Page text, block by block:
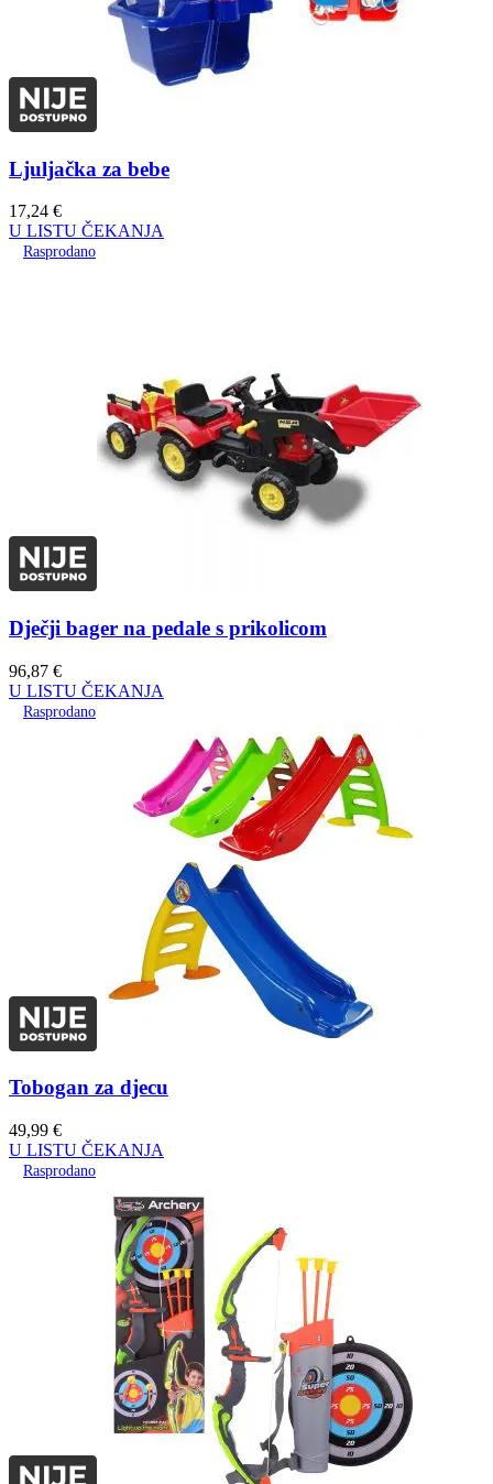
Ljuljačka za bebe
17,24 €
U LISTU ČEKANJA
Rasprodano
Dječji bager na pedale s prikolicom
96,87 €
U LISTU ČEKANJA
Rasprodano
Tobogan za djecu
49,99 €
U LISTU ČEKANJA
Rasprodano